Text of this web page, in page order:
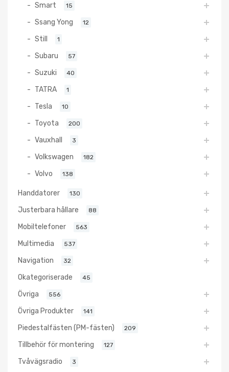
Smart 15
Ssang Yong 12
Still 1
Subaru 57
Suzuki 40
TATRA 1
Tesla 10
Toyota 200
Vauxhall 3
Volkswagen 182
Volvo 138
Handdatorer 130
Justerbara hållare 88
Mobiltelefoner 563
Multimedia 537
Navigation 32
Okategoriserade 45
Övriga 556
Övriga Produkter 141
Piedestalfästen (PM-fästen) 209
Tillbehör för montering 127
Tvåvägsradio 3